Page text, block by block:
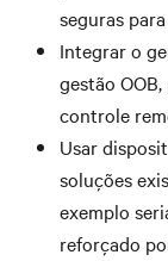
seguras
Integrar o
gestão
controle
Usar
soluções
exemplo
reforçado